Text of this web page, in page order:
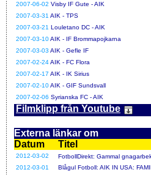
2007-06-02 Visby IF Gute - AIK
2007-03-31 AIK - TPS
2007-03-21 Louletano DC - AIK
2007-03-10AIK - IF Brommapojkarna
2007-03-03 AIK - Gefle IF
2007-02-24AIK - FC Flora
2007-02-17 AIK - IK Sirius
2007-02-10AIK - GIF Sundsvall
2007-02-06 Syrianska FC - AIK
Filmklipp från Youtube
Externa länkar om
Datum
Titel
2012-03-02
FotbollDirekt: Gammal
2012-03-01
Blågul Fotboll: AIK IN USA: